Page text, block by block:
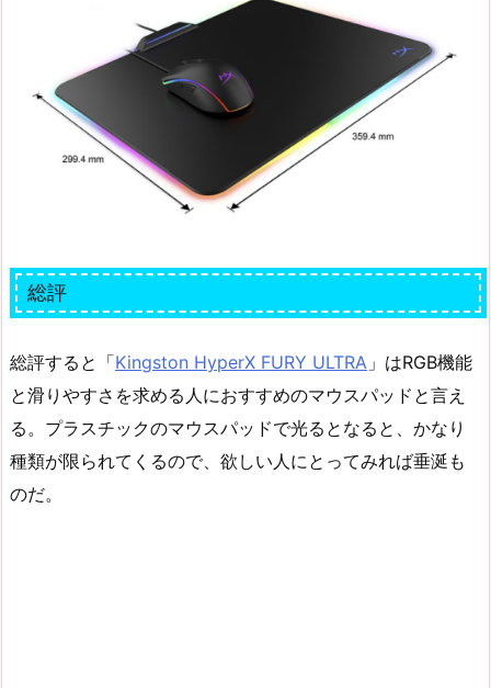
総評
総評すると「Kingston HyperX FURY ULTRA 」はRGB機能
と滑りやすさを求める人におすすめのマウスパッドと言え
る。プラスチックのマウスパッドで光るとなると、かなり
種類が限られてくるので、欲しい人にとってみれば垂涎も
のだ。